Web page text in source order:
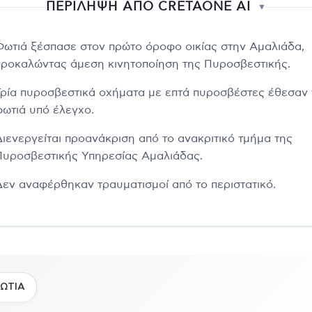
ΠΕΡΙΛΗΨΗ ΑΠΟ CRETAONE AI ▼
ξέσπασε στον πρώτο όροφο οικίας στην Αμαλιάδα,
άμεση κινητοποίηση της Πυροσβεστικής.
πυροσβεστικά οχήματα με επτά πυροσβέστες έθεσαν
υπό έλεγχο.
προανάκριση από το ανακριτικό τμήμα της
Υπηρεσίας Αμαλιάδας.
αναφέρθηκαν τραυματισμοί από το περιστατικό.